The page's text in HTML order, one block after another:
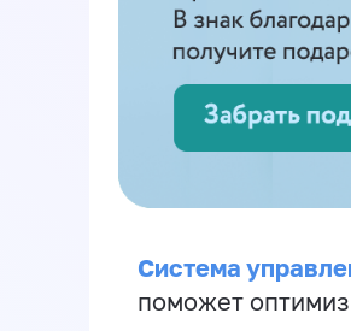
Система
поможет